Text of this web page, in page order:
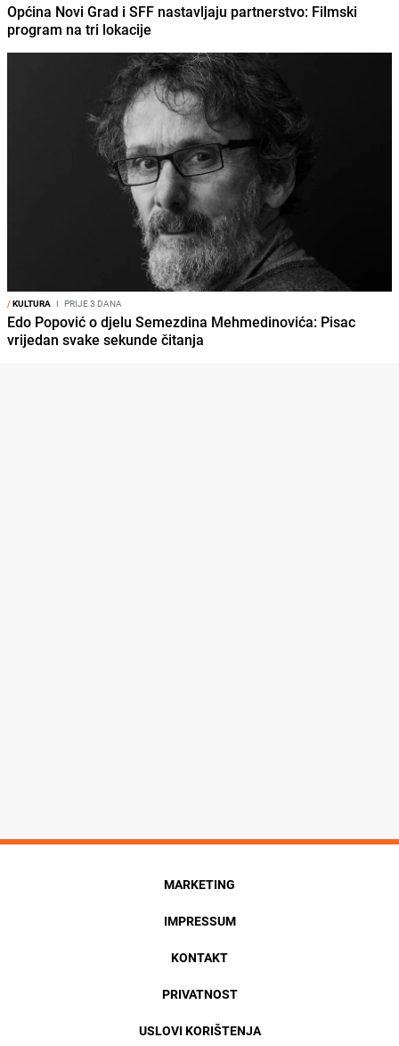
Općina Novi Grad i SFF nastavljaju partnerstvo: Filmski
program na tri lokacije
/KULTURA I PRIJE 3 DANA
Edo Popović o djelu Semezdina Mehmedinovića: Pisac
vrijedan svake sekunde čitanja
MARKETING
IMPRESSUM
KONTAKT
PRIVATNOST
USLOVI KORIŠTENJA